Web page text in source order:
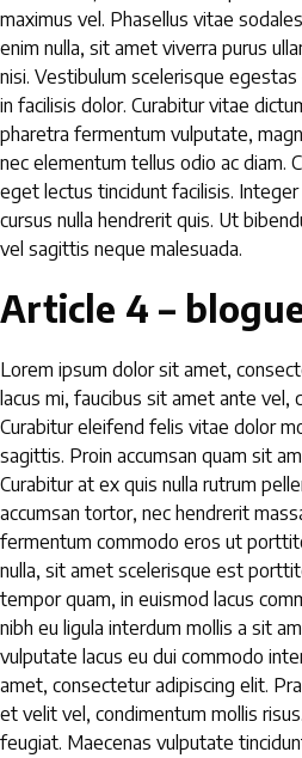
maximus vel. Phasellus vitae
enim nulla, sit amet viverra purus
nisi. Vestibulum scelerisque
in facilisis dolor. Curabitur vitae
pharetra fermentum vulputate,
nec elementum tellus odio ac diam.
eget lectus tincidunt facilisis.
cursus nulla hendrerit quis. Ut
vel sagittis neque malesuada.
Article 4 –
Lorem ipsum dolor sit amet,
lacus mi, faucibus sit amet ante vel,
Curabitur eleifend felis vitae dolor
sagittis. Proin accumsan quam sit
Curabitur at ex quis nulla rutrum
accumsan tortor, nec hendrerit
fermentum commodo eros ut
nulla, sit amet scelerisque est
tempor quam, in euismod lacus
nibh eu ligula interdum mollis a sit
vulputate lacus eu dui commodo
amet, consectetur adipiscing elit.
et velit vel, condimentum mollis
feugiat. Maecenas vulputate